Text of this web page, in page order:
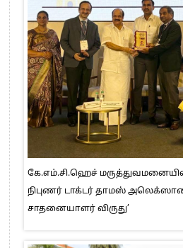
கே.எம்.சி.ஹெச்
நிபுணர் டாக்டர் தாமஸ்
சாதனையாளர் விருது’